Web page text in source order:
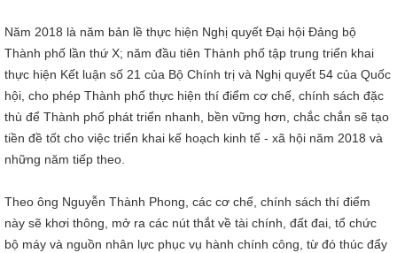
Năm 2018 là năm bản lề thực hiện Nghị quyết Đại hội Đảng bộ
Thành phố lần thứ X; năm đầu tiên Thành phố tập trung triển khai
thực hiện Kết luận số 21 của Bộ Chính trị và Nghị quyết 54 của Quốc
hội, cho phép Thành phố thực hiện thí điểm cơ chế, chính sách đặc
thù để Thành phố phát triển nhanh, bền vững hơn, chắc chắn sẽ tạo
tiền đề tốt cho việc triển khai kế hoạch kinh tế - xã hội năm 2018 và
những năm tiếp theo.
Theo ông Nguyễn Thành Phong, các cơ chế, chính sách thí điểm
này sẽ khơi thông, mở ra các nút thắt về tài chính, đất đai, tổ chức
bộ máy và nguồn nhân lực phục vụ hành chính công, từ đó thúc đẩy